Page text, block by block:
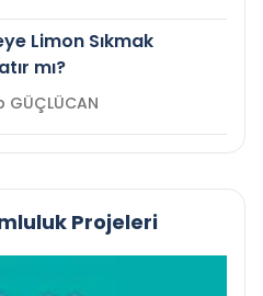
Limon Sıkmak
mı?
Zeynep GÜÇLÜCAN
Projeleri